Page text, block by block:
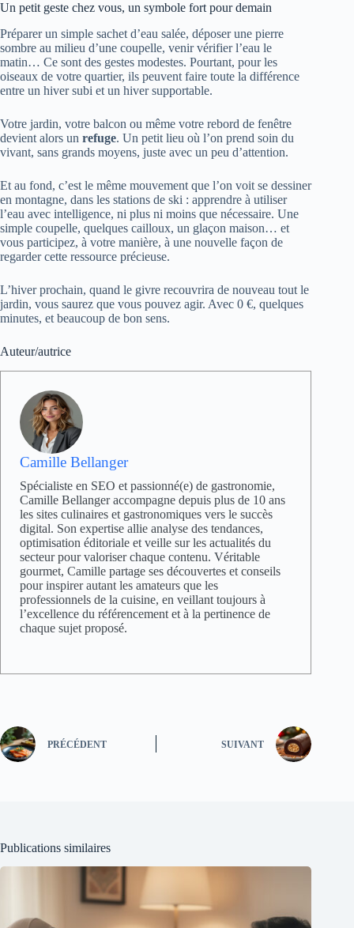
Un petit geste chez vous, un symbole fort pour demain
Préparer un simple sachet d’eau salée, déposer une pierre
sombre au milieu d’une coupelle, venir vérifier l’eau le
matin… Ce sont des gestes modestes. Pourtant, pour les
oiseaux de votre quartier, ils peuvent faire toute la différence
entre un hiver subi et un hiver supportable.
Votre jardin, votre balcon ou même votre rebord de fenêtre
devient alors un refuge. Un petit lieu où l’on prend soin du
vivant, sans grands moyens, juste avec un peu d’attention.
Et au fond, c’est le même mouvement que l’on voit se dessiner
en montagne, dans les stations de ski : apprendre à utiliser
l’eau avec intelligence, ni plus ni moins que nécessaire. Une
simple coupelle, quelques cailloux, un glaçon maison… et
vous participez, à votre manière, à une nouvelle façon de
regarder cette ressource précieuse.
L’hiver prochain, quand le givre recouvrira de nouveau tout le
jardin, vous saurez que vous pouvez agir. Avec 0 €, quelques
minutes, et beaucoup de bon sens.
Auteur/autrice
Camille Bellanger
Spécialiste en SEO et passionné(e) de gastronomie,
Camille Bellanger accompagne depuis plus de 10 ans
les sites culinaires et gastronomiques vers le succès
digital. Son expertise allie analyse des tendances,
optimisation éditoriale et veille sur les actualités du
secteur pour valoriser chaque contenu. Véritable
gourmet, Camille partage ses découvertes et conseils
pour inspirer autant les amateurs que les
professionnels de la cuisine, en veillant toujours à
l’excellence du référencement et à la pertinence de
chaque sujet proposé.
PRÉCÉDENT SUIVANT
Publications similaires